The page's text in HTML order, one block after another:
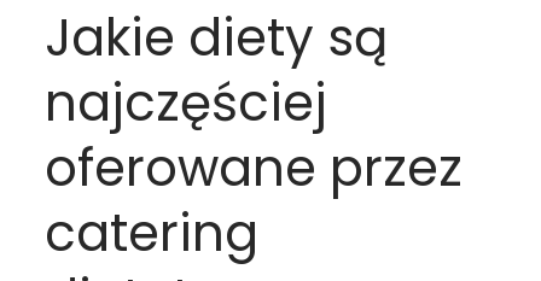
Jakie diety są
najczęściej
oferowane przez
catering